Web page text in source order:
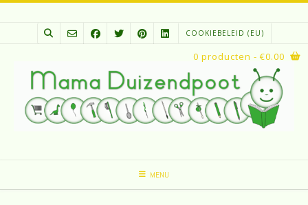
Spring
COOKIEBELEID (EU)
MENU
0 producten - €0.00